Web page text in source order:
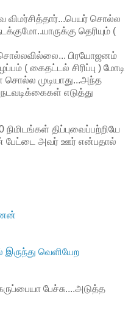
விமர்சித்தார்...பெயர் சொல்ல
தெரியும் (
பிரயோஜனம்
( கைதட்டல் சிரிப்பு ) மோடி
முடியாது...அந்த
எடுத்து
திப்புவைப்பற்றியே
பேட்டை அவர் ஊர் என்பதால்
இருந்து வெளியேற
பேச்சு....அடுத்த